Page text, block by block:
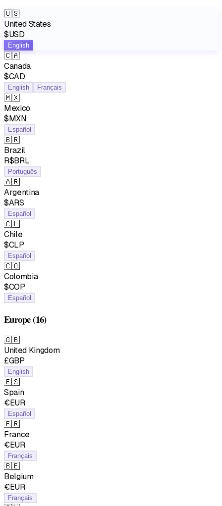
🇺🇸
United States
$USD
English
🇨🇦
Canada
$CAD
English Français
🇲🇽
Mexico
$MXN
Español
🇧🇷
Brazil
R$BRL
Português
🇦🇷
Argentina
$ARS
Español
🇨🇱
Chile
$CLP
Español
🇨🇴
Colombia
$COP
Español
Europe(16)
🇬🇧
United Kingdom
£GBP
English
🇪🇸
Spain
€EUR
Español
🇫🇷
France
€EUR
Français
🇧🇪
Belgium
€EUR
Français